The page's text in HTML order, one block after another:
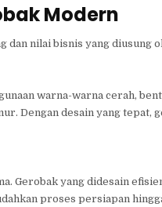
Modern
nilai bisnis yang diusung
warna-warna cerah,
Dengan desain yang tepat,
Gerobak yang didesain
proses persiapan